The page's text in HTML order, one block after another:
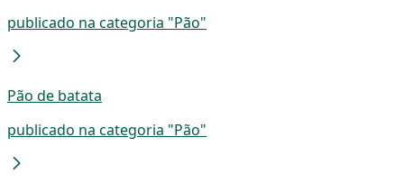
publicado na categoria "Pão"
Pão de batata
publicado na categoria "Pão"